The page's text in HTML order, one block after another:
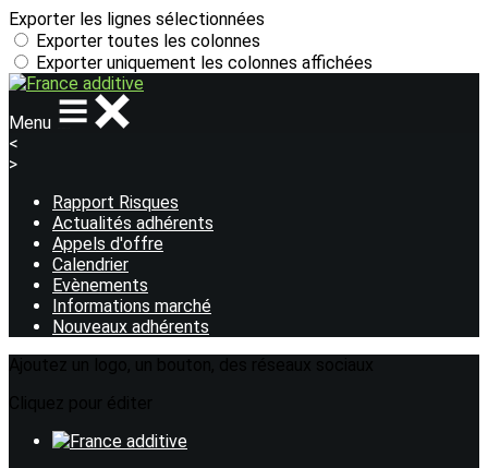
Exporter les lignes sélectionnées
Exporter toutes les colonnes
Exporter uniquement les colonnes affichées
Menu
<
>
Rapport Risques
Actualités adhérents
Appels d'offre
Calendrier
Evènements
Informations marché
Nouveaux adhérents